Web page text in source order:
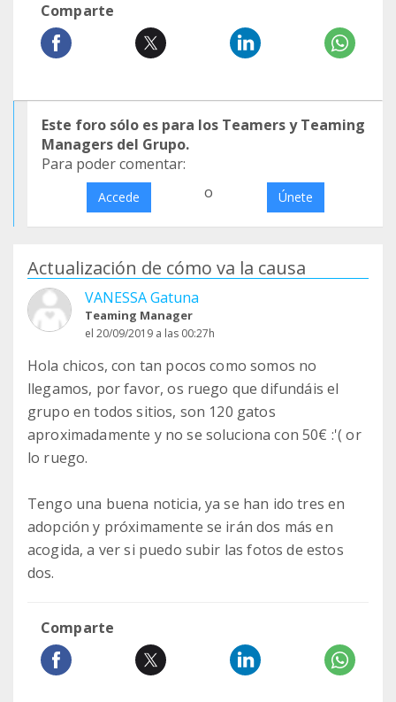
Comparte
Este foro sólo es para los Teamers y Teaming
Managers del Grupo.
Para poder comentar:
Accede o Únete
Actualización de cómo va la causa
VANESSA Gatuna
Teaming Manager
el 20/09/2019 a las 00:27h
Hola chicos, con tan pocos como somos no
llegamos, por favor, os ruego que difundáis el
grupo en todos sitios, son 120 gatos
aproximadamente y no se soluciona con 50€ :'( or
lo ruego.
Tengo una buena noticia, ya se han ido tres en
adopción y próximamente se irán dos más en
acogida, a ver si puedo subir las fotos de estos
dos.
Comparte